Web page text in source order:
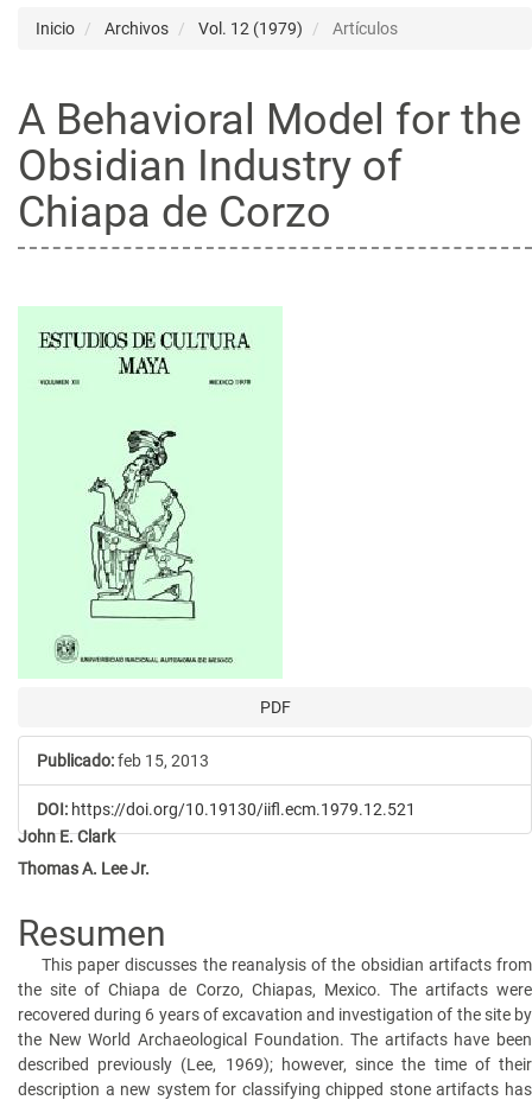
Inicio Archivos Vol. 12 (1979) Artículos
A Behavioral Model for the
Obsidian Industry of
Chiapa de Corzo
Barra
lateral
del
artículo
PDF
Publicado:feb 15, 2013
DOI: https://doi.org/10.19130/iifl.ecm.1979.12.521
Contenido
principal
del
artículo
John E. Clark
Thomas A. Lee Jr.
Resumen
This paper discusses the reanalysis of the obsidian artifacts from
the site of Chiapa de Corzo, Chiapas, Mexico. The artifacts were
recovered during 6 years of excavation and investigation of the site by
the New World Archaeological Foundation. The artifacts have been
described previously (Lee, 1969); however, since the time of their
description a new system for classifying chipped stone artifacts has